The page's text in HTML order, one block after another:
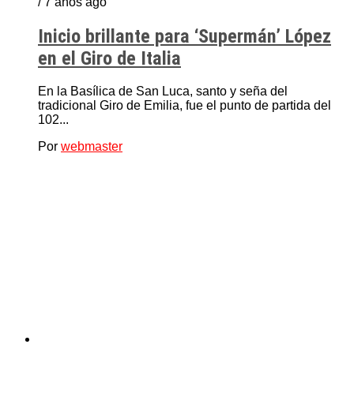
Inicio brillante para ‘Supermán’ López
en el Giro de Italia
En la Basílica de San Luca, santo y seña del
tradicional Giro de Emilia, fue el punto de partida del
102...
Por webmaster